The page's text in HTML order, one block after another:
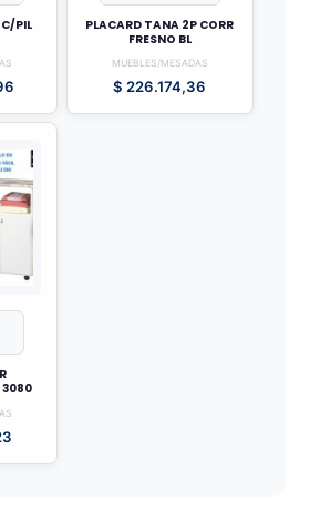
PIL
PLACARD TANA 2P CORR
FRESNO BL
MUEBLES/MESADAS
$ 226.174,36
3080